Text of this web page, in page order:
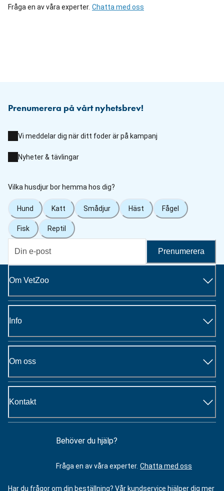
Fråga en av våra experter. Chatta med oss
Prenumerera på vårt nyhetsbrev!
Vi meddelar dig när ditt foder är på kampanj
Nyheter & tävlingar
Vilka husdjur bor hemma hos dig?
Hund Katt Smådjur Häst Fågel
Fisk Reptil
Prenumerera
Om VetZoo
Info
Om oss
Kontakt
Behöver du hjälp?
Fråga en av våra experter. Chatta med oss
Har du frågor om din beställning? Vår kundservice hjälper dig mer